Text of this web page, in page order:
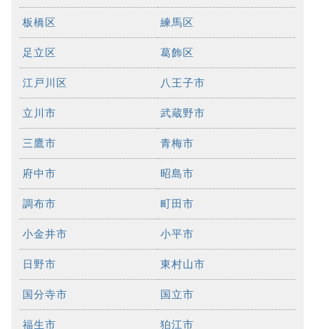
板橋区 練馬区
足立区 葛飾区
江戸川区 八王子市
立川市 武蔵野市
三鷹市 青梅市
府中市 昭島市
調布市 町田市
小金井市 小平市
日野市 東村山市
国分寺市 国立市
福生市 狛江市